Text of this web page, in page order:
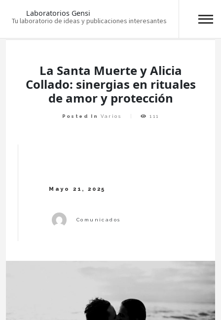
Laboratorios Gensi
Tu laboratorio de ideas y publicaciones interesantes
La Santa Muerte y Alicia
Collado: sinergias en rituales
de amor y protección
Posted In Varios 111